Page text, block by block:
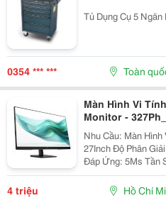
Tủ Dụng Cụ 5 Ngăn
0354 *** *** Toàn
Màn Hình Vi
Monitor -
Nhu Cầu: Màn Hình Văn Phòng
27Inch Độ Phân Giải: Full Hd (1920X1080) Thời Gian
Đáp Ứng: 5Ms Tần Số Quét: 100Hz Độ Sáng: 250Cd/M2
Công Ty Tnhh Tm Dv Hợp
Hòa, P. Tân...
4 triệu Hồ Chí